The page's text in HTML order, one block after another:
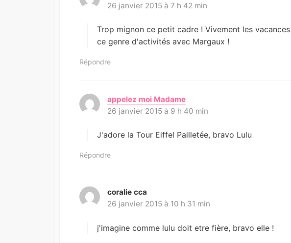
i
:
26 janvier 2015 à 7 h 42 min
Trop mignon ce petit cadre ! Vivement les
ce genre d'activités avec Margaux !
Répondre
appelez moi Madame
i
:
26 janvier 2015 à 9 h 40 min
J'adore la Tour Eiffel Pailletée, bravo Lulu
Répondre
coralie cca
i
:
26 janvier 2015 à 10 h 31 min
j'imagine comme lulu doit etre fière, bravo elle !